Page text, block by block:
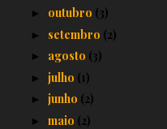
► outubro (3)
► setembro (2)
► agosto (3)
► julho (1)
► junho (2)
► maio (2)